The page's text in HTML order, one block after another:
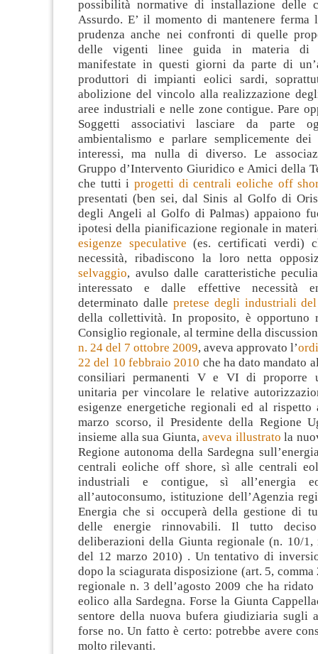
possibilità normative di installazione delle
Assurdo. E’ il momento di mantenere ferma
prudenza anche nei confronti di quelle
delle vigenti linee guida in materia di
manifestate in questi giorni da parte di
produttori di impianti eolici sardi,
abolizione del vincolo alla realizzazione
aree industriali e nelle zone contigue. Pare
Soggetti associativi lasciare da parte
ambientalismo e parlare semplicemente
interessi, ma nulla di diverso. Le
Gruppo d’Intervento Giuridico e Amici della
che tutti i progetti di centrali eoliche off
presentati (ben sei, dal Sinis al Golfo di
degli Angeli al Golfo di Palmas) appaiono
ipotesi della pianificazione regionale in
esigenze speculative (es. certificati verdi)
necessità, ribadiscono la loro netta
selvaggio, avulso dalle caratteristiche
interessato e dalle effettive necessità
determinato dalle pretese degli industriali
della collettività. In proposito, è opportuno
Consiglio regionale, al termine della
n. 24 del 7 ottobre 2009, aveva approvato l’
22 del 10 febbraio 2010 che ha dato mandato
consiliari permanenti V e VI di proporre
unitaria per vincolare le relative
esigenze energetiche regionali ed al rispetto
marzo scorso, il Presidente della Regione
insieme alla sua Giunta,aveva illustrato la
Regione autonoma della Sardegna
centrali eoliche off shore, sì alle centrali
industriali e contigue, sì all’energia
all’autoconsumo, istituzione dell’Agenzia
Energia che si occuperà della gestione di
delle energie rinnovabili. Il tutto
deliberazioni della Giunta regionale (n. 10/1,
del 12 marzo 2010) . Un tentativo di
dopo la sciagurata disposizione (art. 5, comma
regionale n. 3 dell’agosto 2009 che ha ridato
eolico alla Sardegna. Forse la Giunta
sentore della nuova bufera giudiziaria sugli
forse no. Un fatto è certo: potrebbe avere
molto rilevanti.